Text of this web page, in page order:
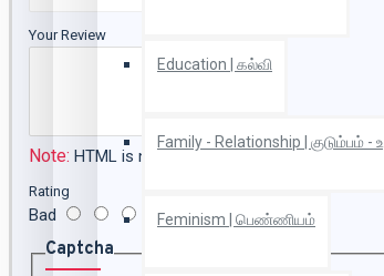
Education | கல்வி
Family - Relationship | குடும்பம் -
Feminism | பெண்ணியம்
Your Review
Note: HTML is not translated!
Rating
Bad Good
Captcha